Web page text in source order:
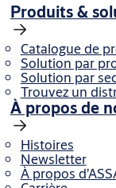
Produits &
Catalogue de
Solution par
Solution par
Trouvez un
À propos de
Histoires
Newsletter
À propos